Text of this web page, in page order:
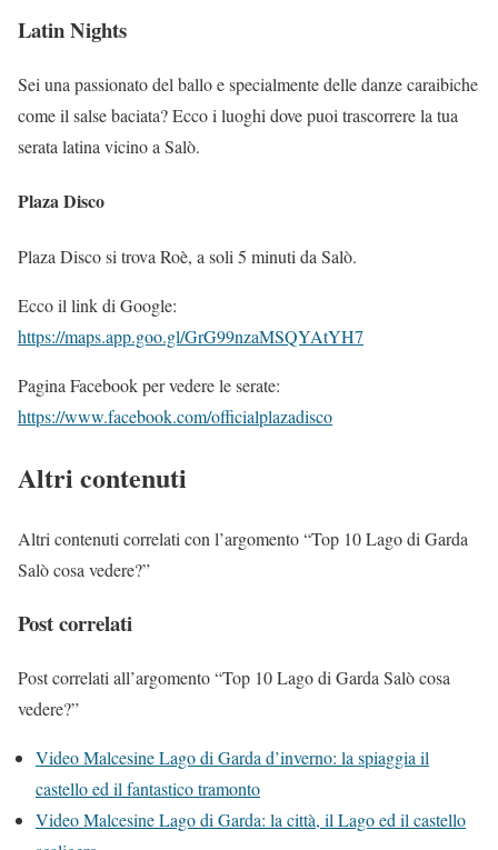
Latin Nights
Sei una passionato del ballo e specialmente delle danze caraibiche
come il salse baciata? Ecco i luoghi dove puoi trascorrere la tua
serata latina vicino a Salò.
Plaza Disco
Plaza Disco si trova Roè, a soli 5 minuti da Salò.
Ecco il link di Google:
https://maps.app.goo.gl/GrG99nzaMSQYAtYH7
Pagina Facebook per vedere le serate:
https://www.facebook.com/officialplazadisco
Altri contenuti
Altri contenuti correlati con l’argomento “Top 10 Lago di Garda
Salò cosa vedere?”
Post correlati
Post correlati all’argomento “Top 10 Lago di Garda Salò cosa
vedere?”
Video Malcesine Lago di Garda d’inverno: la spiaggia il
castello ed il fantastico tramonto
Video Malcesine Lago di Garda: la città, il Lago ed il castello